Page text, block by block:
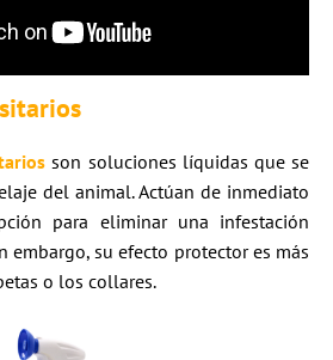
son soluciones líquidas que se
del animal. Actúan de inmediato
para eliminar una infestación
embargo, su efecto protector es más
o los collares.